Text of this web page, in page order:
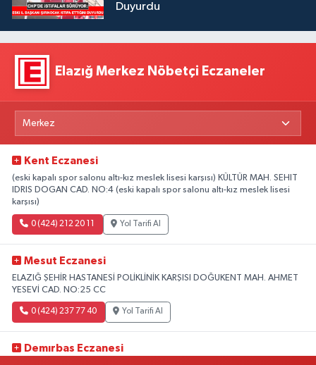
Duyurdu
Elazığ Merkez Nöbetçi Eczaneler
Kent Eczanesi
(eski kapalı spor salonu altı-kız meslek lisesi karşısı) KÜLTÜR MAH. SEHIT
IDRIS DOGAN CAD. NO:4 (eski kapalı spor salonu altı-kız meslek lisesi
karşısı)
0 (424) 212 20 11 Yol Tarifi Al
Mesut Eczanesi
ELAZIĞ ŞEHİR HASTANESİ POLİKLİNİK KARŞISI DOĞUKENT MAH. AHMET
YESEVİ CAD. NO:25 CC
0 (424) 237 77 40 Yol Tarifi Al
Demırbas Eczanesi